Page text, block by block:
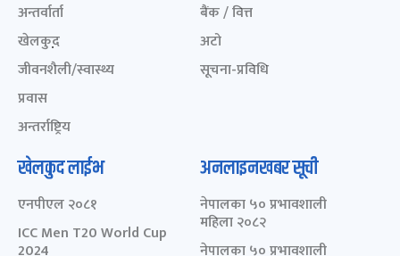
अन्तर्वार्ता
खेलकुद़़
जीवनशैली/स्वास्थ्य
प्रवास
अन्तर्राष्ट्रिय
बैंक / वित्त
अटो
सूचना-प्रविधि
खेलकुद लाईभ
एनपीएल २०८१
ICC Men T20 World Cup
2024
अनलाइनखबर सूची
नेपालका ५० प्रभावशाली
महिला २०८२
नेपालका ५० प्रभावशाली